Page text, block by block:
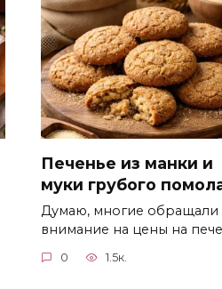
Печенье из манки и
муки грубого
Думаю, многие обращали
внимание на цены на
0 1.5к.